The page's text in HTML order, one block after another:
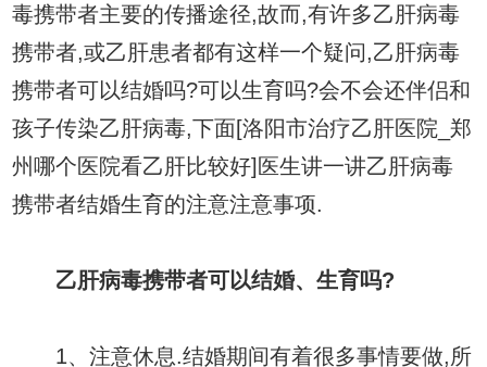
毒携带者主要的传播途径,故而,有许多乙肝病毒
携带者,或乙肝患者都有这样一个疑问,乙肝病毒
携带者可以结婚吗?可以生育吗?会不会还伴侣和
孩子传染乙肝病毒,下面[洛阳市治疗乙肝医院_郑
州哪个医院看乙肝比较好]医生讲一讲乙肝病毒
携带者结婚生育的注意注意事项.
乙肝病毒携带者可以结婚、生育吗?
1、注意休息.结婚期间有着很多事情要做,所